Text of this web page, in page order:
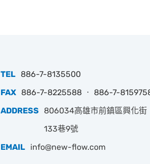
TEL 886-7-8135500
FAX 886-7-8225588 ‧ 886-7-
ADDRESS
806034高雄市前鎮區興化街
133巷9號
EMAIL info@new-flow.com